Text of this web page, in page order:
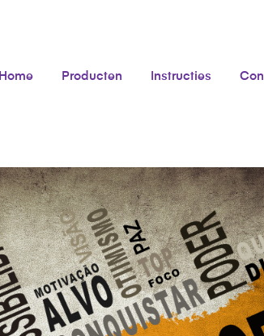
Home Producten Instructies